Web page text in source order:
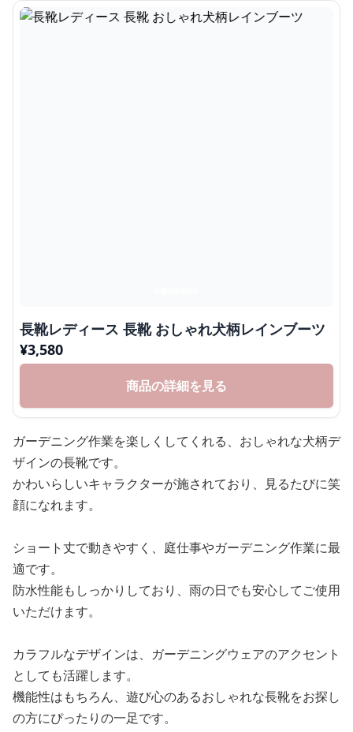
長靴レディース 長靴 おしゃれ犬柄レインブーツ
¥3,580
商品の詳細を見る
ガーデニング作業を楽しくしてくれる、おしゃれな犬柄デ
ザインの長靴です。
かわいらしいキャラクターが施されており、見るたびに笑
顔になれます。
ショート丈で動きやすく、庭仕事やガーデニング作業に最
適です。
防水性能もしっかりしており、雨の日でも安心してご使用
いただけます。
カラフルなデザインは、ガーデニングウェアのアクセント
としても活躍します。
機能性はもちろん、遊び心のあるおしゃれな長靴をお探し
の方にぴったりの一足です。